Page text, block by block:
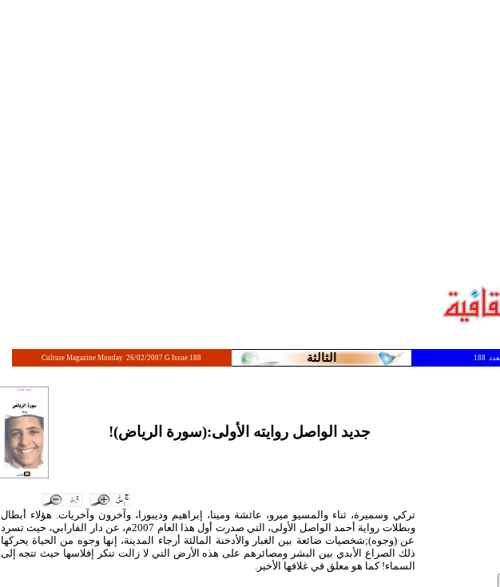
Culture Magazine Monday 26/02/2007 G Issue 188 الثالثة
جديد الواصل روايته الأولى:(سورة الرياض)!
تركي وسميرة، ثناء والمسيو ميرو، عائشة ومينا، إبراهيم وديبورا، وآخرون وآخريات. هؤلاء أبطال
وبطلات رواية أحمد الواصل الأولى، التي صدرت أول هذا العام 2007م، عن دار الفارابي، حيث تسرد
عن (وجوه);شخصيات ضائعة بين الغبار والأدخنة المالئة أرجاء المدينة، إنها وجوه من الحياة يحركها
ذلك الصراع الأبدي بين البشر ومصائرهم على هذه الأرض التي لا زالت تنكر إفلاسها حيث تتجه إلى
السماء! كما هو معلق في غلافها الأخير.